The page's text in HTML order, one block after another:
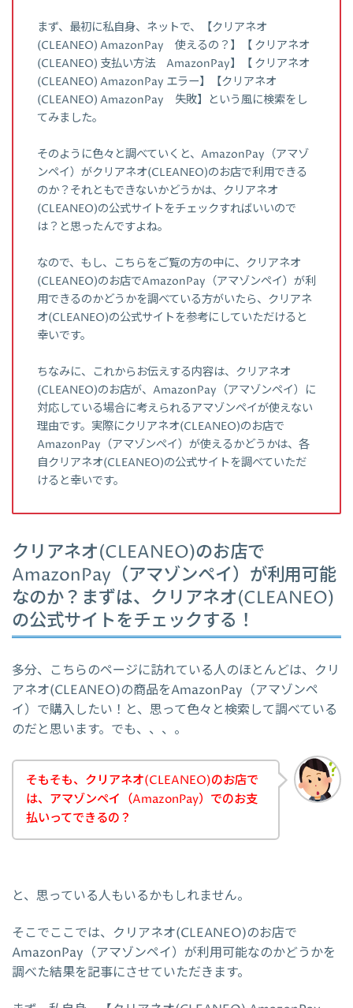
まず、最初に私自身、ネットで、【クリアネオ
(CLEANEO) AmazonPay 使えるの？】【 クリアネオ
(CLEANEO) 支払い方法 AmazonPay】【 クリアネオ
(CLEANEO) AmazonPay エラー】【クリアネオ
(CLEANEO) AmazonPay 失敗】という風に検索をし
てみました。
そのように色々と調べていくと、AmazonPay（アマゾ
ンペイ）がクリアネオ(CLEANEO)のお店で利用できる
のか？それともできないかどうかは、クリアネオ
(CLEANEO)の公式サイトをチェックすればいいので
は？と思ったんですよね。
なので、もし、こちらをご覧の方の中に、クリアネオ
(CLEANEO)のお店でAmazonPay（アマゾンペイ）が利
用できるのかどうかを調べている方がいたら、クリアネ
オ(CLEANEO)の公式サイトを参考にしていただけると
幸いです。
ちなみに、これからお伝えする内容は、クリアネオ
(CLEANEO)のお店が、AmazonPay（アマゾンペイ）に
対応している場合に考えられるアマゾンペイが使えない
理由です。実際にクリアネオ(CLEANEO)のお店で
AmazonPay（アマゾンペイ）が使えるかどうかは、各
自クリアネオ(CLEANEO)の公式サイトを調べていただ
けると幸いです。
クリアネオ(CLEANEO)のお店で
AmazonPay（アマゾンペイ）が利用可能
なのか？まずは、クリアネオ(CLEANEO)
の公式サイトをチェックする！
多分、こちらのページに訪れている人のほとんどは、クリ
アネオ(CLEANEO)の商品をAmazonPay（アマゾンペ
イ）で購入したい！と、思って色々と検索して調べている
のだと思います。でも、、、。
そもそも、クリアネオ(CLEANEO)のお店で
は、アマゾンペイ（AmazonPay）でのお支
払いってできるの？
と、思っている人もいるかもしれません。
そこでここでは、クリアネオ(CLEANEO)のお店で
AmazonPay（アマゾンペイ）が利用可能なのかどうかを
調べた結果を記事にさせていただきます。